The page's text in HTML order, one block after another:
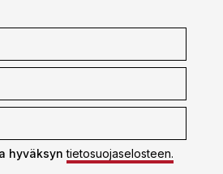
hyväksyntietosuojaselosteen.